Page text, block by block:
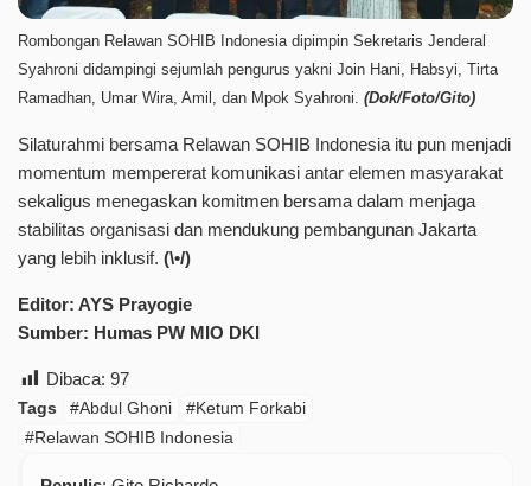
Rombongan Relawan SOHIB Indonesia dipimpin Sekretaris Jenderal
Syahroni didampingi sejumlah pengurus yakni Join Hani, Habsyi, Tirta
Ramadhan, Umar Wira, Amil, dan Mpok Syahroni. (Dok/Foto/Gito)
Silaturahmi bersama Relawan SOHIB Indonesia itu pun menjadi
momentum mempererat komunikasi antar elemen masyarakat
sekaligus menegaskan komitmen bersama dalam menjaga
stabilitas organisasi dan mendukung pembangunan Jakarta
yang lebih inklusif. (\•/)
Editor: AYS Prayogie
Sumber: Humas PW MIO DKI
Dibaca: 97
Tags #Abdul Ghoni
#Ketum Forkabi
#Relawan SOHIB Indonesia